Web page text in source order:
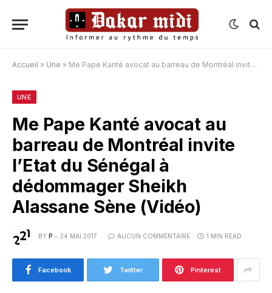
Accueil » Une » Me Pape Kanté avocat au barreau de Montréal invite l’Etat du Sénégal à dédommager Sheikh Alassane Sène (Vidéo)
UNE
Me Pape Kanté avocat au
barreau de Montréal invite
l’Etat du Sénégal à
dédommager Sheikh
Alassane Sène (Vidéo)
BY P 24 MAI 2017 AUCUN COMMENTAIRE 1 MIN READ
Facebook Twitter Pinterest